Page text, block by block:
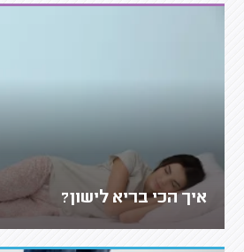
איך הכי בריא לישון?